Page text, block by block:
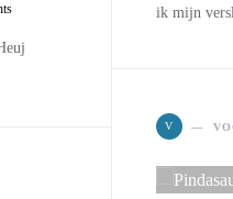
ik mijn
V